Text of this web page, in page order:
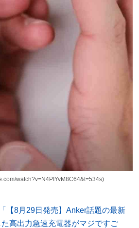
watch?v=N4PIYvM8C64&t=534s)
【8月29日発売】Anker話題の最新
高出力急速充電器がマジですご